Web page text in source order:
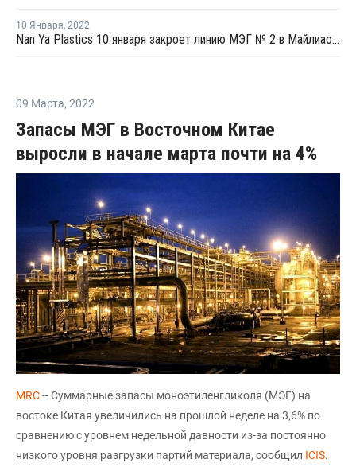
10 Января, 2022
Nan Ya Plastics 10 января закроет линию МЭГ № 2 в Майлиао на фоне низкой маржи
09 Марта, 2022
Запасы МЭГ в Восточном Китае
выросли в начале марта почти на 4%
MRC-- Суммарные запасы моноэтиленгликоля (МЭГ) на
востоке Китая увеличились на прошлой неделе на 3,6% по
сравнению с уровнем недельной давности из-за постоянно
низкого уровня разгрузки партий материала, сообщил ICIS.